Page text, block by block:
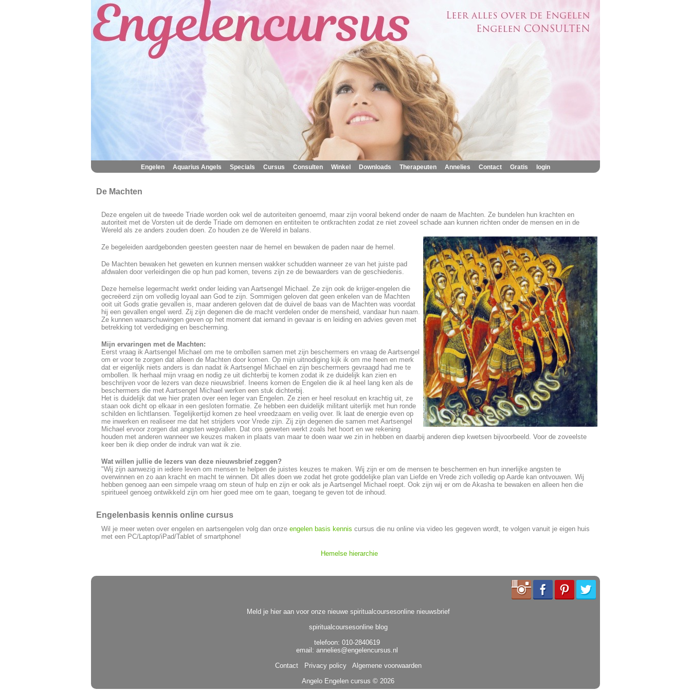
Engelen Aquarius Angels Specials Cursus Consulten Winkel Downloads Therapeuten Annelies Contact Gratis login
De Machten
Deze engelen uit de tweede Triade worden ook wel de autoriteiten genoemd, maar zijn vooral bekend onder de naam de Machten. Ze bundelen hun krachten en
autoriteit met de Vorsten uit de derde Triade om demonen en entiteiten te ontkrachten zodat ze niet zoveel schade aan kunnen richten onder de mensen en in de
Wereld als ze anders zouden doen. Zo houden ze de Wereld in balans.
Ze begeleiden aardgebonden geesten geesten naar de hemel en bewaken de paden naar de hemel.
De Machten bewaken het geweten en kunnen mensen wakker schudden wanneer ze van het juiste pad
afdwalen door verleidingen die op hun pad komen, tevens zijn ze de bewaarders van de geschiedenis.
Deze hemelse legermacht werkt onder leiding van Aartsengel Michael. Ze zijn ook de krijger-engelen die
gecreëerd zijn om volledig loyaal aan God te zijn. Sommigen geloven dat geen enkelen van de Machten
ooit uit Gods gratie gevallen is, maar anderen geloven dat de duivel de baas van de Machten was voordat
hij een gevallen engel werd. Zij zijn degenen die de macht verdelen onder de mensheid, vandaar hun naam.
Ze kunnen waarschuwingen geven op het moment dat iemand in gevaar is en leiding en advies geven met
betrekking tot verdediging en bescherming.
Mijn ervaringen met de Machten:
Eerst vraag ik Aartsengel Michael om me te ombollen samen met zijn beschermers en vraag de Aartsengel
om er voor te zorgen dat alleen de Machten door komen. Op mijn uitnodiging kijk ik om me heen en merk
dat er eigenlijk niets anders is dan nadat ik Aartsengel Michael en zijn beschermers gevraagd had me te
ombollen. Ik herhaal mijn vraag en nodig ze uit dichterbij te komen zodat ik ze duidelijk kan zien en
beschrijven voor de lezers van deze nieuwsbrief. Ineens komen de Engelen die ik al heel lang ken als de
beschermers die met Aartsengel Michael werken een stuk dichterbij.
Het is duidelijk dat we hier praten over een leger van Engelen. Ze zien er heel resoluut en krachtig uit, ze
staan ook dicht op elkaar in een gesloten formatie. Ze hebben een duidelijk militant uiterlijk met hun ronde
schilden en lichtlansen. Tegelijkertijd komen ze heel vreedzaam en veilig over. Ik laat de energie even op
me inwerken en realiseer me dat het strijders voor Vrede zijn. Zij zijn degenen die samen met Aartsengel
Michael ervoor zorgen dat angsten wegvallen. Dat ons geweten werkt zoals het hoort en we rekening
houden met anderen wanneer we keuzes maken in plaats van maar te doen waar we zin in hebben en daarbij anderen diep kwetsen bijvoorbeeld. Voor de zoveelste
keer ben ik diep onder de indruk van wat ik zie.
Wat willen jullie de lezers van deze nieuwsbrief zeggen?
"Wij zijn aanwezig in iedere leven om mensen te helpen de juistes keuzes te maken. Wij zijn er om de mensen te beschermen en hun innerlijke angsten te
overwinnen en zo aan kracht en macht te winnen. Dit alles doen we zodat het grote goddelijke plan van Liefde en Vrede zich volledig op Aarde kan ontvouwen. Wij
hebben genoeg aan een simpele vraag om steun of hulp en zijn er ook als je Aartsengel Michael roept. Ook zijn wij er om de Akasha te bewaken en alleen hen die
spiritueel genoeg ontwikkeld zijn om hier goed mee om te gaan, toegang te geven tot de inhoud.
Engelenbasis kennis online cursus
Wil je meer weten over engelen en aartsengelen volg dan onze engelen basis kennis cursus die nu online via video les gegeven wordt, te volgen vanuit je eigen huis
met een PC/Laptop/iPad/Tablet of smartphone!
Hemelse hierarchie
Meld je hier aan voor onze nieuwe spiritualcoursesonline nieuwsbrief
spiritualcoursesonline blog
telefoon: 010-2840619
email: annelies@engelencursus.nl
Contact
Privacy policy
Algemene voorwaarden
Angelo Engelen cursus © 2026